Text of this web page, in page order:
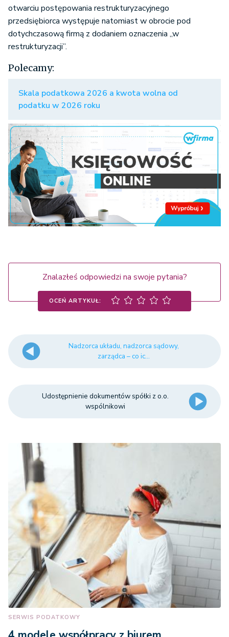
otwarciu postępowania restrukturyzacyjnego
przedsiębiorca występuje natomiast w obrocie pod
dotychczasową firmą z dodaniem oznaczenia „w
restrukturyzacji”.
Polecamy:
Skala podatkowa 2026 a kwota wolna od
podatku w 2026 roku
Znalazłeś odpowiedzi na swoje pytania?
OCEŃ ARTYKUŁ:
Nadzorca układu, nadzorca sądowy,
zarządca – co ic...
Udostępnienie dokumentów spółki z o.o.
wspólnikowi
SERWIS PODATKOWY